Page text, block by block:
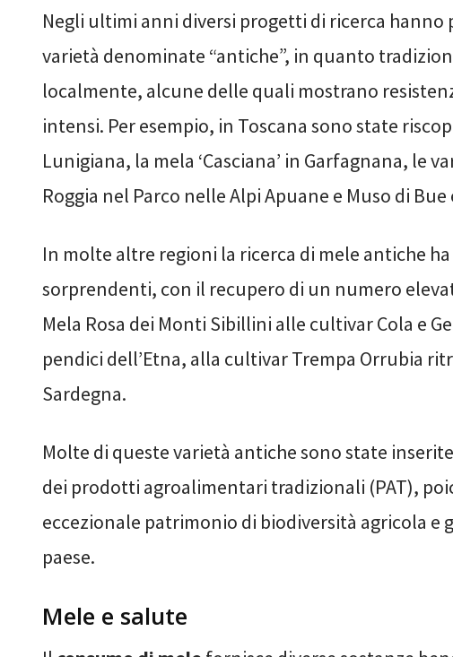
Negli ultimi anni diversi progetti di ricerca hanno
varietà denominate “antiche”, in quanto
localmente, alcune delle quali mostrano
intensi. Per esempio, in Toscana sono state
Lunigiana, la mela ‘Casciana’ in Garfagnana, le
Roggia nel Parco nelle Alpi Apuane e Muso di
In molte altre regioni la ricerca di mele antiche
sorprendenti, con il recupero di un numero
Mela Rosa dei Monti Sibillini alle cultivar Cola e
pendici dell’Etna, alla cultivar Trempa Orrubia
Sardegna.
Molte di queste varietà antiche sono state
dei prodotti agroalimentari tradizionali (PAT),
eccezionale patrimonio di biodiversità agricola e
paese.
Mele e salute